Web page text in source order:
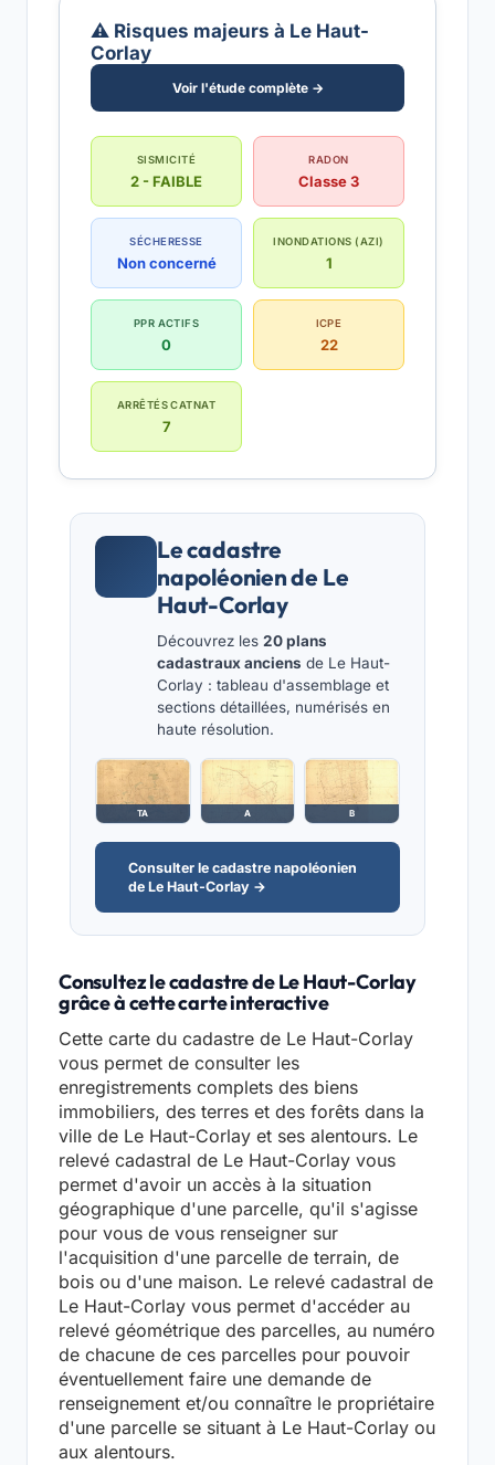
⚠️ Risques majeurs à Le Haut-
Corlay
Voir l'étude complète →
SISMICITÉ
2 - FAIBLE
RADON
Classe 3
SÉCHERESSE
Non concerné
INONDATIONS (AZI)
1
PPR ACTIFS
0
ICPE
22
ARRÊTÉS CATNAT
7
Le cadastre
napoléonien de Le
Haut-Corlay
Découvrez les 20 plans
cadastraux anciens de Le Haut-
Corlay : tableau d'assemblage et
sections détaillées, numérisés en
haute résolution.
TA A B
Consulter le cadastre napoléonien
de Le Haut-Corlay →
Consultez le cadastre de Le Haut-Corlay
grâce à cette carte interactive
Cette carte du cadastre de Le Haut-Corlay
vous permet de consulter les
enregistrements complets des biens
immobiliers, des terres et des forêts dans la
ville de Le Haut-Corlay et ses alentours. Le
relevé cadastral de Le Haut-Corlay vous
permet d'avoir un accès à la situation
géographique d'une parcelle, qu'il s'agisse
pour vous de vous renseigner sur
l'acquisition d'une parcelle de terrain, de
bois ou d'une maison. Le relevé cadastral de
Le Haut-Corlay vous permet d'accéder au
relevé géométrique des parcelles, au numéro
de chacune de ces parcelles pour pouvoir
éventuellement faire une demande de
renseignement et/ou connaître le propriétaire
d'une parcelle se situant à Le Haut-Corlay ou
aux alentours.